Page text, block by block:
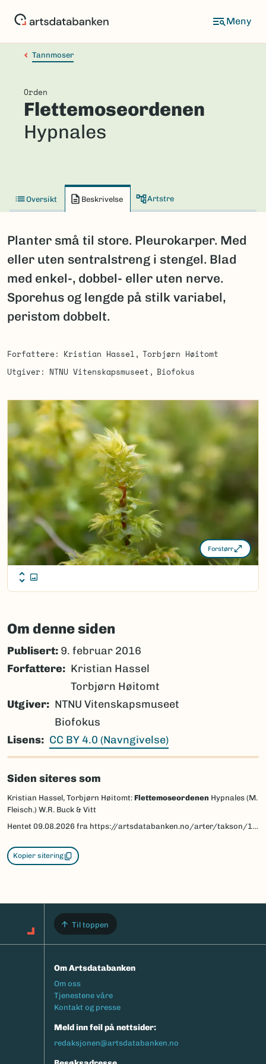
Tannmoser
Orden
Flettemoseordenen
Hypnales
Oversikt Beskrivelse Artstre
Planter små til store. Pleurokarper. Med
eller uten sentralstreng i stengel. Blad
med enkel-, dobbel- eller uten nerve.
Sporehus og lengde på stilk variabel,
peristom dobbelt.
Forfattere Kristian Hassel
Torbjørn Høitomt
Utgiver
NTNU Vitenskapsmuseet Biofokus
Forstørr
Om denne siden
Publisert: 9. februar 2016
Forfattere
Kristian Hassel
Torbjørn Høitomt
Utgiver
NTNU Vitenskapsmuseet
Biofokus
Lisens
CC BY 4.0 (Navngivelse)
Siden siteres som
Kristian Hassel, Torbjørn Høitomt: Flettemoseordenen Hypnales (M.
Fleisch.) W.R. Buck & Vitt
Hentet 09.08.2026 fra https://artsdatabanken.no/arter/takson/1174/beskrivelse
Kopier sitering
Til toppen
Om Artsdatabanken
Footermeny
Om oss
Tjenestene våre
Kontakt og presse
Meld inn feil på nettsider:
redaksjonen@artsdatabanken.no